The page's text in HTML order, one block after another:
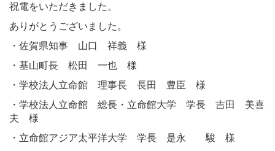
祝電をいただきました。
ありがとうございました。
・佐賀県知事 山口 祥義 様
・基山町長 松田 一也 様
・学校法人立命館 理事長 長田 豊臣 様
・学校法人立命館 総長・立命館大学 学長 吉田 美喜
夫 様
・立命館アジア太平洋大学 学長 是永 駿 様